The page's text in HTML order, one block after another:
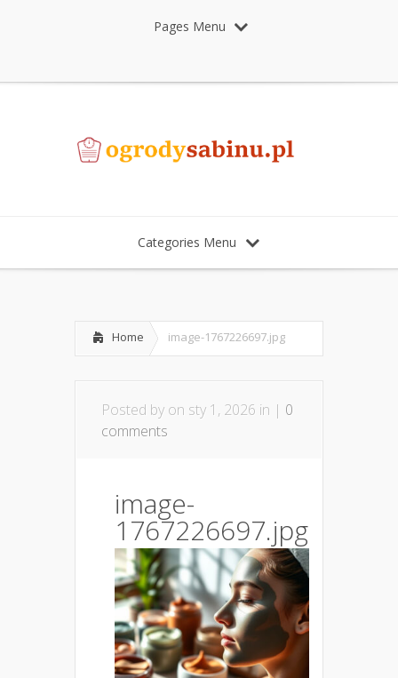
Pages Menu
Categories Menu
Home image-1767226697.jpg
Posted by on sty 1, 2026 in | 0
comments
image-
1767226697.jpg